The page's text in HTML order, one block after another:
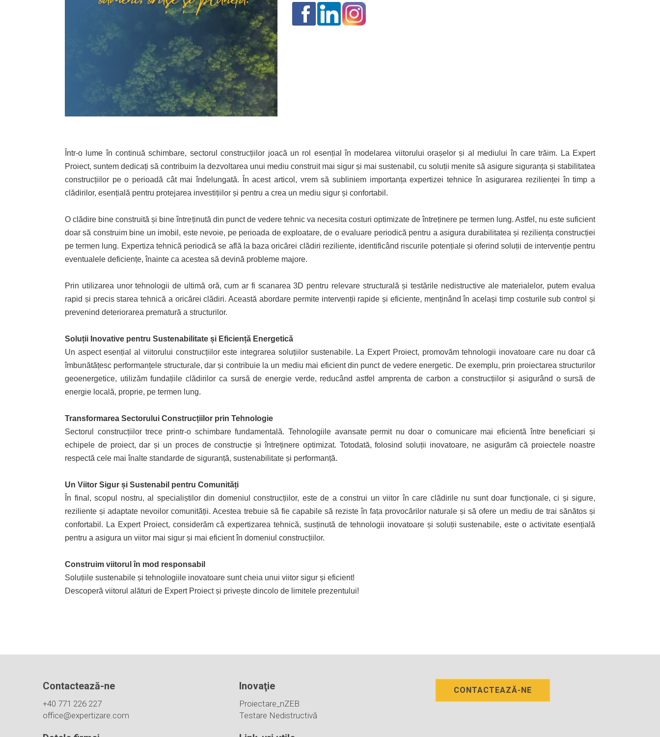
Într-o lume în continuă schimbare, sectorul construcțiilor joacă un rol esențial în modelarea viitorului orașelor și al mediului în care trăim. La Expert
Proiect, suntem dedicați să contribuim la dezvoltarea unui mediu construit mai sigur și mai sustenabil, cu soluții menite să asigure siguranța și stabilitatea
construcțiilor pe o perioadă cât mai îndelungată. În acest articol, vrem să subliniem importanța expertizei tehnice în asigurarea rezilienței în timp a
clădirilor, esențială pentru protejarea investițiilor și pentru a crea un mediu sigur și confortabil.
O clădire bine construită și bine întreținută din punct de vedere tehnic va necesita costuri optimizate de întreținere pe termen lung. Astfel, nu este suficient
doar să construim bine un imobil, este nevoie, pe perioada de exploatare, de o evaluare periodică pentru a asigura durabilitatea și reziliența construcției
pe termen lung. Expertiza tehnică periodică se află la baza oricărei clădiri reziliente, identificând riscurile potențiale și oferind soluții de intervenție pentru
eventualele deficiențe, înainte ca acestea să devină probleme majore.
Prin utilizarea unor tehnologii de ultimă oră, cum ar fi scanarea 3D pentru relevare structurală și testările nedistructive ale materialelor, putem evalua
rapid și precis starea tehnică a oricărei clădiri. Această abordare permite intervenții rapide și eficiente, menținând în același timp costurile sub control și
prevenind deteriorarea prematură a structurilor.
Soluții Inovative pentru Sustenabilitate și Eficiență Energetică
Un aspect esențial al viitorului construcțiilor este integrarea soluțiilor sustenabile. La Expert Proiect, promovăm tehnologii inovatoare care nu doar că
îmbunătățesc performanțele structurale, dar și contribuie la un mediu mai eficient din punct de vedere energetic. De exemplu, prin proiectarea structurilor
geoenergetice, utilizăm fundațiile clădirilor ca sursă de energie verde, reducând astfel amprenta de carbon a construcțiilor și asigurând o sursă de
energie locală, proprie, pe termen lung.
Transformarea Sectorului Construcțiilor prin Tehnologie
Sectorul construcțiilor trece printr-o schimbare fundamentală. Tehnologiile avansate permit nu doar o comunicare mai eficientă între beneficiari și
echipele de proiect, dar și un proces de construcție și întreținere optimizat. Totodată, folosind soluții inovatoare, ne asigurăm că proiectele noastre
respectă cele mai înalte standarde de siguranță, sustenabilitate și performanță.
Un Viitor Sigur și Sustenabil pentru Comunități
În final, scopul nostru, al specialiștilor din domeniul construcțiilor, este de a construi un viitor în care clădirile nu sunt doar funcționale, ci și sigure,
reziliente și adaptate nevoilor comunității. Acestea trebuie să fie capabile să reziste în fața provocărilor naturale și să ofere un mediu de trai sănătos și
confortabil. La Expert Proiect, considerăm că expertizarea tehnică, susținută de tehnologii inovatoare și soluții sustenabile, este o activitate esențială
pentru a asigura un viitor mai sigur și mai eficient în domeniul construcțiilor.
Construim viitorul în mod responsabil
Soluțiile sustenabile și tehnologiile inovatoare sunt cheia unui viitor sigur și eficient!
Descoperă viitorul alături de Expert Proiect și privește dincolo de limitele prezentului!
Contactează-ne
+40 771 226 227
office@expertizare.com
Inovaţie
Proiectare_nZEB
Testare Nedistructivă
CONTACTEAZĂ-NE